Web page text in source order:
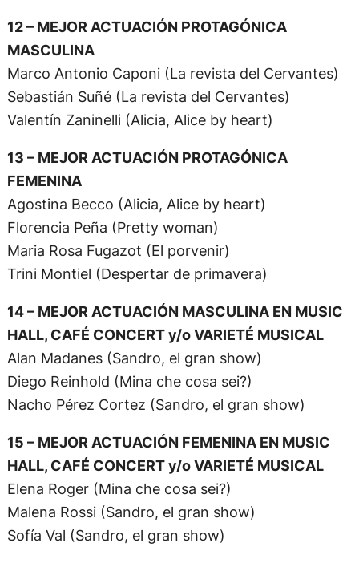
12 – MEJOR ACTUACIÓN PROTAGÓNICA
MASCULINA
Marco Antonio Caponi (La revista del Cervantes)
Sebastián Suñé (La revista del Cervantes)
Valentín Zaninelli (Alicia, Alice by heart)
13 – MEJOR ACTUACIÓN PROTAGÓNICA
FEMENINA
Agostina Becco (Alicia, Alice by heart)
Florencia Peña (Pretty woman)
Maria Rosa Fugazot (El porvenir)
Trini Montiel (Despertar de primavera)
14 – MEJOR ACTUACIÓN MASCULINA EN MUSIC
HALL, CAFÉ CONCERT y/o VARIETÉ MUSICAL
Alan Madanes (Sandro, el gran show)
Diego Reinhold (Mina che cosa sei?)
Nacho Pérez Cortez (Sandro, el gran show)
15 – MEJOR ACTUACIÓN FEMENINA EN MUSIC
HALL, CAFÉ CONCERT y/o VARIETÉ MUSICAL
Elena Roger (Mina che cosa sei?)
Malena Rossi (Sandro, el gran show)
Sofía Val (Sandro, el gran show)